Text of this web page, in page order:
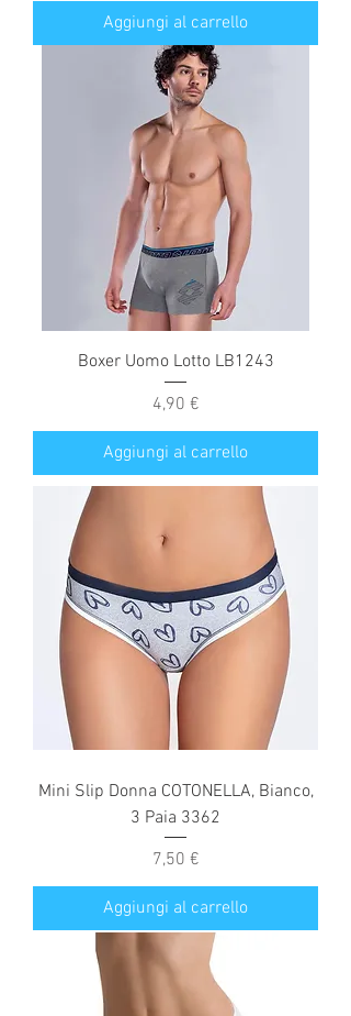
Aggiungi al carrello
Boxer Uomo Lotto LB1243
Prezzo
4,90 €
Aggiungi al carrello
Mini Slip Donna COTONELLA, Bianco,
3 Paia 3362
Prezzo
7,50 €
Aggiungi al carrello